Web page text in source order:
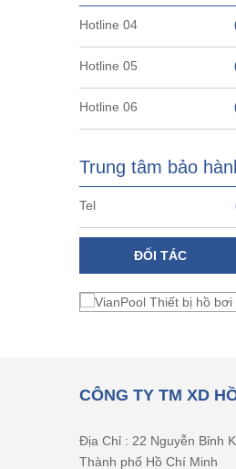
Hotline 04
Hotline 05
Hotline 06
Trung tâm bảo
Tel
ĐỐI TÁC
CÔNG TY TM XD
Địa Chỉ : 22 Nguyễn Bỉnh
Thành phố Hồ Chí Minh